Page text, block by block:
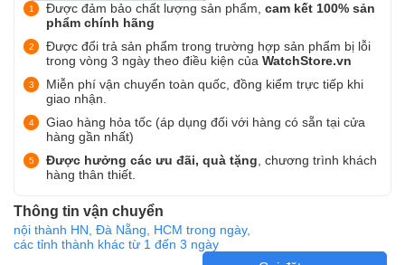
Được đảm bảo chất lượng sản phẩm, cam kết 100% sản
phẩm chính hãng
Được đổi trả sản phẩm trong trường hợp sản phẩm bị lỗi
trong vòng 3 ngày theo điều kiện của WatchStore.vn
Miễn phí vận chuyển toàn quốc, đồng kiểm trực tiếp khi
giao nhận.
Giao hàng hỏa tốc (áp dụng đối với hàng có sẵn tại cửa
hàng gần nhất)
Được hưởng các ưu đãi, quà tặng , chương trình khách
hàng thân thiết.
Thông tin vận chuyển
nội thành HN, Đà Nẵng, HCM trong ngày,
các tỉnh thành khác từ 1 đến 3 ngày